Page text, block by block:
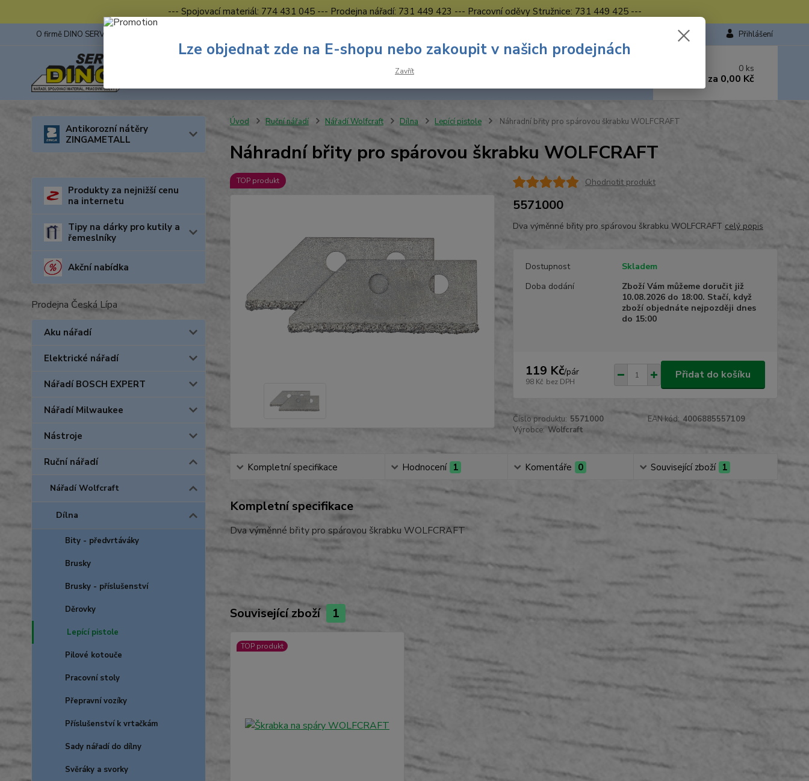
--- Spojovací materiál: 774 431 045 --- Prodejna nářadí: 731 449 423 --- Pracovní oděvy Stružnice: 731 449 425 ---
O firmě DINO SERVIS s.r.o. Přihlášení
Hledat
Nevíte si rady? Zavolejte.
0 ks
za 0,00 Kč
Antikorozní nátěry
ZINGAMETALL
Produkty za nejnižší cenu
na internetu
Tipy na dárky pro kutily a
řemeslníky
Akční nabídka
Prodejna Česká Lípa
Aku nářadí
Elektrické nářadí
Nářadí BOSCH EXPERT
Nářadí Milwaukee
Nástroje
Ruční nářadí
Nářadí Wolfcraft
Dílna
Bity - předvrtáváky
Brusky
Brusky - příslušenství
Děrovky
Lepící pistole
Pilové kotouče
Pracovní stoly
Přepravní vozíky
Příslušenství k vrtačkám
Sady nářadí do dílny
Svěráky a svorky
Úvod Ruční nářadí Nářadí Wolfcraft Dílna Lepící pistole Náhradní břity pro spárovou škrabku WOLFCRAFT
Náhradní břity pro spárovou škrabku WOLFCRAFT
TOP produkt Ohodnotit produkt
5571000
Dva výměnné břity pro spárovou škrabku WOLFCRAFT celý popis
Dostupnost
Skladem
Doba dodání
Zboží Vám můžeme doručit již
10.08.2026 do 18:00. Stačí, když
zboží objednáte nejpozději dnes
do 15:00
119 Kč/pár
98 Kč bez DPH
Přidat do košíku
Číslo produktu: 5571000 EAN kód: 4006885557109
Výrobce: Wolfcraft
Kompletní specifikace Hodnocení 1 Komentáře 0 Související zboží 1
Kompletní specifikace
Dva výměnné břity pro spárovou škrabku WOLFCRAFT
Související zboží 1
TOP produkt
Lze objednat zde na E-shopu nebo zakoupit v našich prodejnách
Zavřít